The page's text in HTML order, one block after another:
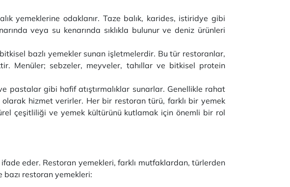
yemeklerine odaklanır. Taze balık, karides, istiridye gibi
veya su kenarında sıklıkla bulunur ve deniz ürünleri
bazlı yemekler sunan işletmelerdir. Bu tür restoranlar,
Menüler; sebzeler, meyveler, tahıllar ve bitkisel protein
pastalar gibi hafif atıştırmalıklar sunarlar. Genellikle rahat
hizmet verirler. Her bir restoran türü, farklı bir yemek
çeşitliliği ve yemek kültürünü kutlamak için önemli bir rol
eder. Restoran yemekleri, farklı mutfaklardan, türlerden
bazı restoran yemekleri: